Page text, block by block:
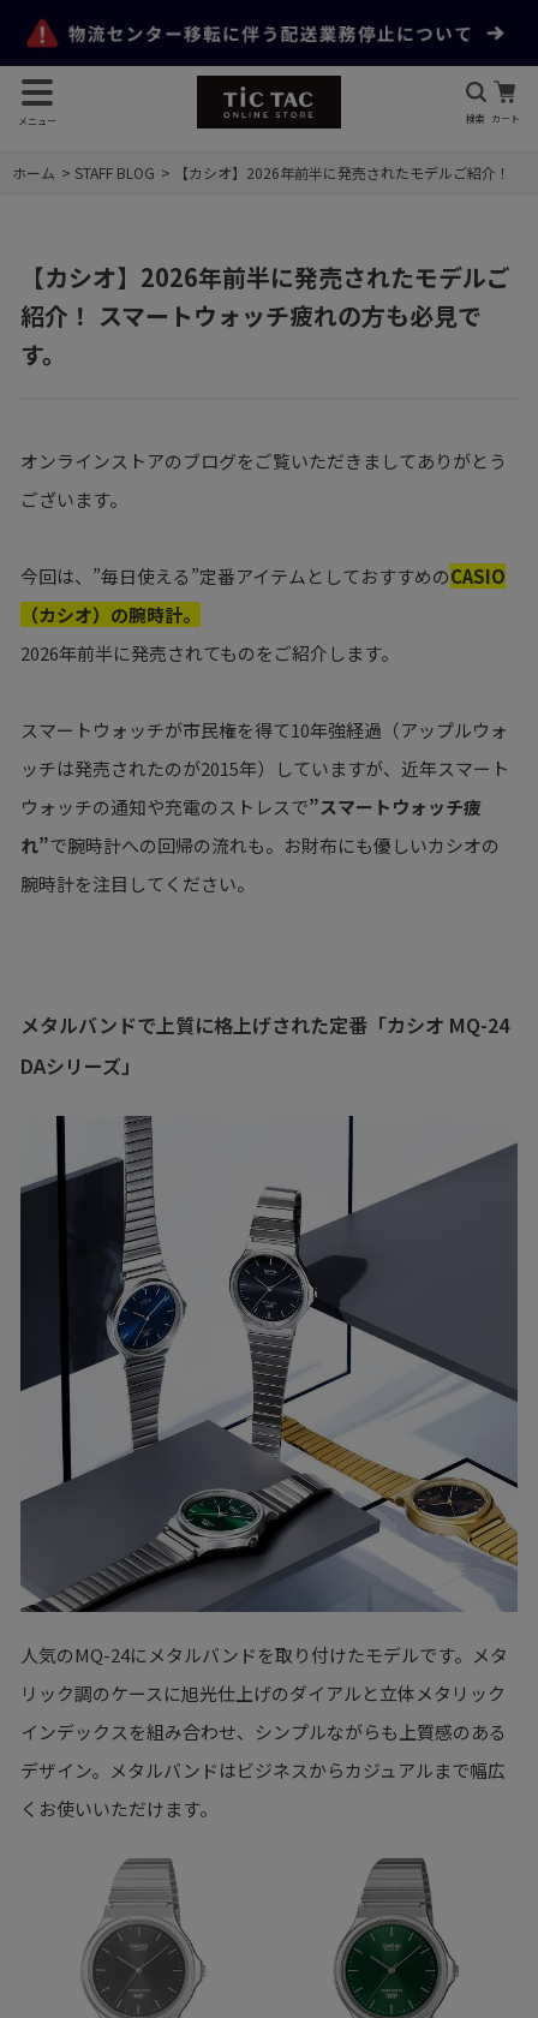
メニュー 検索 カート
ホーム > STAFF BLOG > 【カシオ】2026年前半に発売されたモデルご紹介！
【カシオ】2026年前半に発売されたモデルご
紹介！ スマートウォッチ疲れの方も必見で
す。
オンラインストアのブログをご覧いただきましてありがとう
ございます。
今回は、”毎日使える”定番アイテムとしておすすめのCASIO
（カシオ）の腕時計。
2026年前半に発売されてものをご紹介します。
スマートウォッチが市民権を得て10年強経過（アップルウォ
ッチは発売されたのが2015年）していますが、近年スマート
ウォッチの通知や充電のストレスで”スマートウォッチ疲
れ”で腕時計への回帰の流れも。お財布にも優しいカシオの
腕時計を注目してください。
メタルバンドで上質に格上げされた定番「カシオ MQ-24
DAシリーズ」
人気のMQ-24にメタルバンドを取り付けたモデルです。メタ
リック調のケースに旭光仕上げのダイアルと立体メタリック
インデックスを組み合わせ、シンプルながらも上質感のある
デザイン。メタルバンドはビジネスからカジュアルまで幅広
くお使いいただけます。